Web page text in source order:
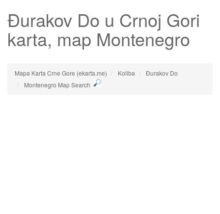
Đurakov Do u Crnoj Gori
karta, map Montenegro
Mapa Karta Crne Gore (ekarta.me) Koliba
Đurakov Do
Montenegro Map Search